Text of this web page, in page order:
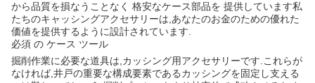
から品質を損なうことなく 格安なケース部品を 提供しています私
たちのキャッシングアクセサリーは,あなたのお金のための優れた
価値を提供するように設計されています.
必須 の ケース ツール
掘削作業に必要な道具は,カッシング用アクセサリーです.これらが
なければ,井戸の重要な構成要素であるカッシングを固定し支える